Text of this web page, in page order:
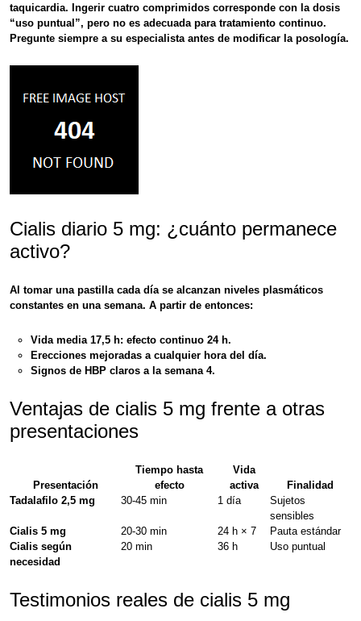
taquicardia. Ingerircuatro comprimidos corresponde con la dosis
“uso puntual”, perono es adecuada para tratamiento continuo.
Pregunte siempre a su especialista antes de modificar la posología.
Cialis diario 5 mg: ¿cuánto permanece
activo?
Al tomaruna pastilla cada día se alcanzan niveles plasmáticos
constantes enuna semana. A partir de entonces:
Vida media 17,5 h:efecto continuo 24 h.
Erecciones mejoradasa cualquier hora del día.
Signos de HBP claros a lasemana 4.
Ventajas de cialis 5 mg frente a otras
presentaciones
Presentación
Tiempo hasta
efecto
Vida
activa
Finalidad
Tadalafilo 2,5 mg
30-45 min 1 día
Sujetos
sensibles
Cialis 5 mg
20-30 min 24 h × 7
Pauta estándar
Cialis según
necesidad
20 min 36 h Uso puntual
Testimonios reales de cialis 5 mg